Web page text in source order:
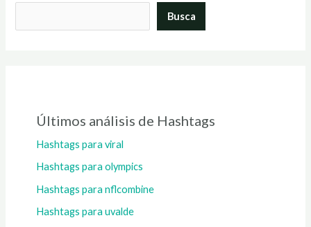
Busca
Últimos análisis de Hashtags
Hashtags para viral
Hashtags para olympics
Hashtags para nflcombine
Hashtags para uvalde